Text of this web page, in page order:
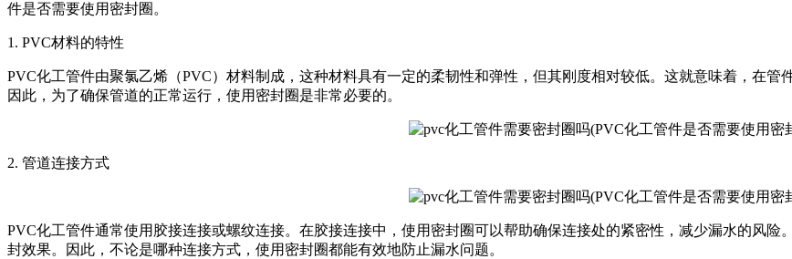
件是否需要使用密封圈。
1. PVC材料的特性
PVC化工管件由聚氯乙烯（PVC）材料制成，这种材料具有一定的柔韧性和弹性，但其刚度相对较低。这就意味着，在管
因此，为了确保管道的正常运行，使用密封圈是非常必要的。
2. 管道连接方式
PVC化工管件通常使用胶接连接或螺纹连接。在胶接连接中，使用密封圈可以帮助确保连接处的紧密性，减少漏水的风
封效果。因此，不论是哪种连接方式，使用密封圈都能有效地防止漏水问题。